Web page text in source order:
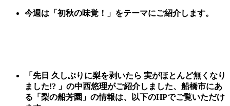
今週は 「 初秋の味覚 ！ 」 をテーマにご紹介します。
「先日 久しぶりに梨を剥いたら 実がほとんど無くなり
ました!? 」の中西悠理がご紹介しました、 船橋市にあ
る「梨の船芳園 」 の情報は、以下のHPでご覧いただけ